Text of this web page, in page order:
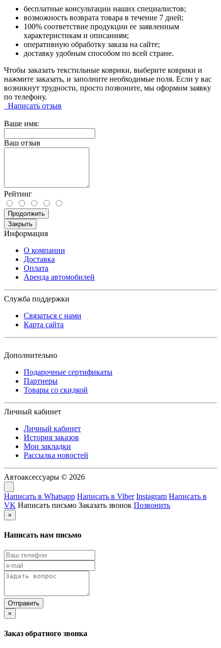
бесплатные консультации наших специалистов;
возможность возврата товара в течение 7 дней;
100% соответствие продукции ее заявленным
характеристикам и описаниям;
оперативную обработку заказа на сайте;
доставку удобным способом по всей стране.
Чтобы заказать текстильные коврики, выберите коврики и
нажмите заказать, и заполните необходимые поля. Если у вас
возникнут трудности, просто позвоните, мы оформим заявку
по телефону.
Написать отзыв
Ваше имя:
Ваш отзыв
Рейтинг
Продолжить
Закрыть
Информация
О компании
Доставка
Оплата
Аренда автомобилей
Служба поддержки
Связаться с нами
Карта сайта
Дополнительно
Подарочные сертификаты
Партнеры
Товары со скидкой
Личный кабинет
Личный кабинет
История заказов
Мои закладки
Рассылка новостей
Автоаксессуары © 2026
Написать в Whatsapp Написать в Viber Instagram Написать в
VK Написать письмо Заказать звонок Позвонить
×
Написать нам письмо
×
Заказ обратного звонка